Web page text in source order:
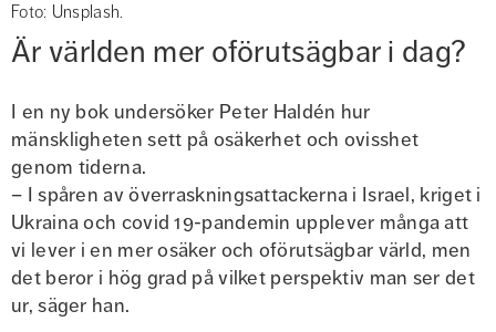
Foto: Unsplash.
Är världen mer oförutsägbar i dag?
I en ny bok undersöker Peter Haldén hur
mänskligheten sett på osäkerhet och ovisshet
genom tiderna.
– I spåren av överraskningsattackerna i Israel, kriget i
Ukraina och covid 19-pandemin upplever många att
vi lever i en mer osäker och oförutsägbar värld, men
det beror i hög grad på vilket perspektiv man ser det
ur, säger han.